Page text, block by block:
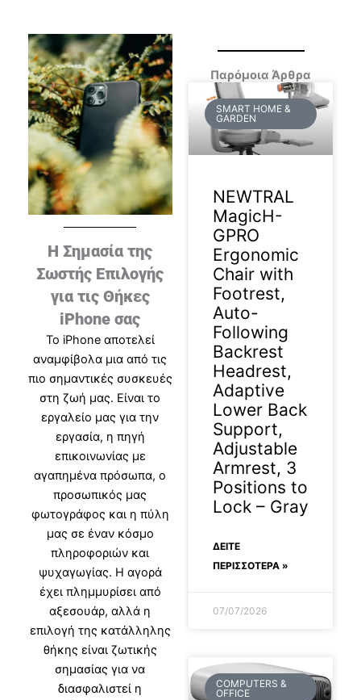
Η Σημασία της
Σωστής Επιλογής
για τις Θήκες
iPhone σας
Το iPhone αποτελεί
αναμφίβολα μια από τις
πιο σημαντικές συσκευές
στη ζωή μας. Είναι το
εργαλείο μας για την
εργασία, η πηγή
επικοινωνίας με
αγαπημένα πρόσωπα, ο
προσωπικός μας
φωτογράφος και η πύλη
μας σε έναν κόσμο
πληροφοριών και
ψυχαγωγίας. Η αγορά
έχει πλημμυρίσει από
αξεσουάρ, αλλά η
επιλογή της κατάλληλης
θήκης είναι ζωτικής
σημασίας για να
διασφαλιστεί η
Παρόμοια Άρθρα
SMART HOME &
GARDEN
NEWTRAL
MagicH-
GPRO
Ergonomic
Chair with
Footrest,
Auto-
Following
Backrest
Headrest,
Adaptive
Lower Back
Support,
Adjustable
Armrest, 3
Positions to
Lock – Gray
ΔΕΊΤΕ
ΠΕΡΙΣΣΟΤΕΡΑ »
07/07/2026
COMPUTERS &
OFFICE